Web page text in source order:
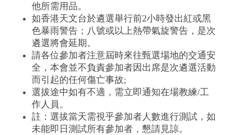
他所需用品。
如香港天文台於遴選舉行前2小時發出紅或黑
色暴雨警告；八號或以上熱帶氣旋警告，是次
遴選將會延期。
請各位參加者注意屆時來往甄選場地的交通安
全，本會並不負責參加者因出席是次遴選活動
而引起的任何傷亡事故;
選拔途中如有不適，需立即通知在場教練/工
作人員。
註：選拔當天需視乎參加者人數進行測試，如
未能即日測試所有參加者，懇請見諒。